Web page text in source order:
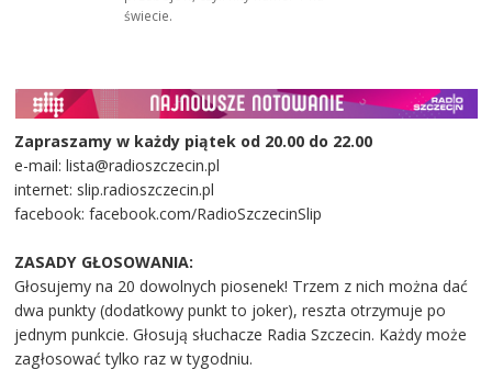
świecie.
Zapraszamy w każdy piątek od 20.00 do 22.00
e-mail: lista@radioszczecin.pl
internet: slip.radioszczecin.pl
facebook: facebook.com/RadioSzczecinSlip
ZASADY GŁOSOWANIA:
Głosujemy na 20 dowolnych piosenek! Trzem z nich można dać
dwa punkty (dodatkowy punkt to joker), reszta otrzymuje po
jednym punkcie. Głosują słuchacze Radia Szczecin. Każdy może
zagłosować tylko raz w tygodniu.